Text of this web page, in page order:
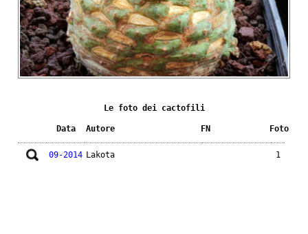
Le foto dei cactofili
Data Autore FN Foto
09-2014 Lakota 1